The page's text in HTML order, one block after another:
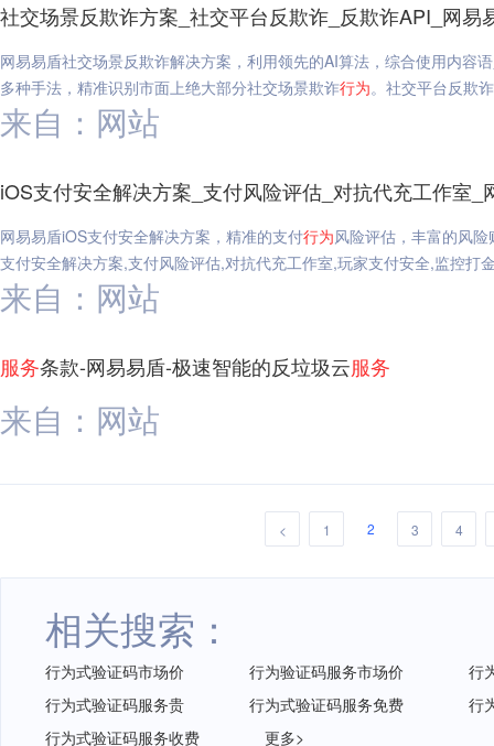
社交场景反欺诈方案_社交平台反欺诈_反欺诈API_网易
网易易盾社交场景反欺诈解决方案，利用领先的AI算法，综合使用内容
多种手法，精准识别市面上绝大部分社交场景欺诈行为。社交平台反欺
来自：网站
iOS支付安全解决方案_支付风险评估_对抗代充工作室_
网易易盾iOS支付安全解决方案，精准的支付行为风险评估，丰富的风
支付安全解决方案,支付风险评估,对抗代充工作室,玩家支付安全,监控打
来自：网站
服务条款-网易易盾-极速智能的反垃圾云服务
来自：网站
< 1 2 3 4
相关搜索：
行为式验证码市场价 行为验证码服务市场价
行
行为式验证码服务贵
行为式验证码服务免费
行
行为式验证码服务收费
更多>